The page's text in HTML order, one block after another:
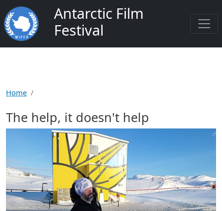
Salta al contenuto principale
Antarctic Film
Festival
Home
The help, it doesn't help